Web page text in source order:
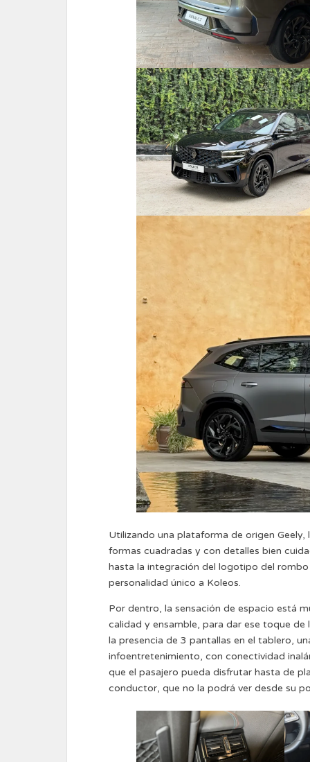
Utilizando una plataforma de origen
formas cuadradas y con detalles bien
hasta la integración del logotipo del
personalidad único a Koleos.
Por dentro, la sensación de espacio está
calidad y ensamble, para dar ese toque
la presencia de 3 pantallas en el tablero,
infoentretenimiento, con conectividad
que el pasajero pueda disfrutar hasta de
conductor, que no la podrá ver desde su